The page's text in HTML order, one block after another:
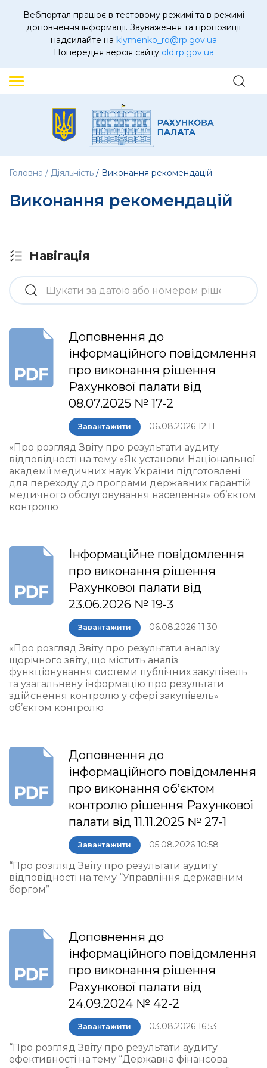
Вебпортал працює в тестовому режимі та в режимі
доповнення інформації. Зауваження та пропозиції
надсилайте на klymenko_ro@rp.gov.ua
Попередня версія сайту old.rp.gov.ua
Головна Діяльність Виконання рекомендацій
Виконання рекомендацій
Навігація
Доповнення до
інформаційного повідомлення
про виконання рішення
Рахункової палати від
08.07.2025 № 17-2
Завантажити 06.08.2026 12:11
«Про розгляд Звіту про результати аудиту
відповідності на тему «Як установи Національної
академії медичних наук України підготовлені
для переходу до програми державних гарантій
медичного обслуговування населення» об’єктом
контролю
Інформаційне повідомлення
про виконання рішення
Рахункової палати від
23.06.2026 № 19-3
Завантажити 06.08.2026 11:30
«Про розгляд Звіту про результати аналізу
щорічного звіту, що містить аналіз
функціонування системи публічних закупівель
та узагальнену інформацію про результати
здійснення контролю у сфері закупівель»
об’єктом контролю
Доповнення до
інформаційного повідомлення
про виконання об’єктом
контролю рішення Рахункової
палати від 11.11.2025 № 27-1
Завантажити 05.08.2026 10:58
“Про розгляд Звіту про результати аудиту
відповідності на тему “Управління державним
боргом”
Доповнення до
інформаційного повідомлення
про виконання рішення
Рахункової палати від
24.09.2024 № 42-2
Завантажити 03.08.2026 16:53
“Про розгляд Звіту про результати аудиту
ефективності на тему “Державна фінансова